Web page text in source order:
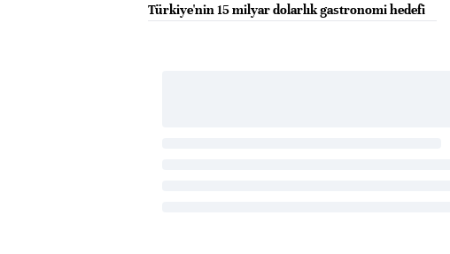
Türkiye'nin 15 milyar dolarlık gastronomi hedefi